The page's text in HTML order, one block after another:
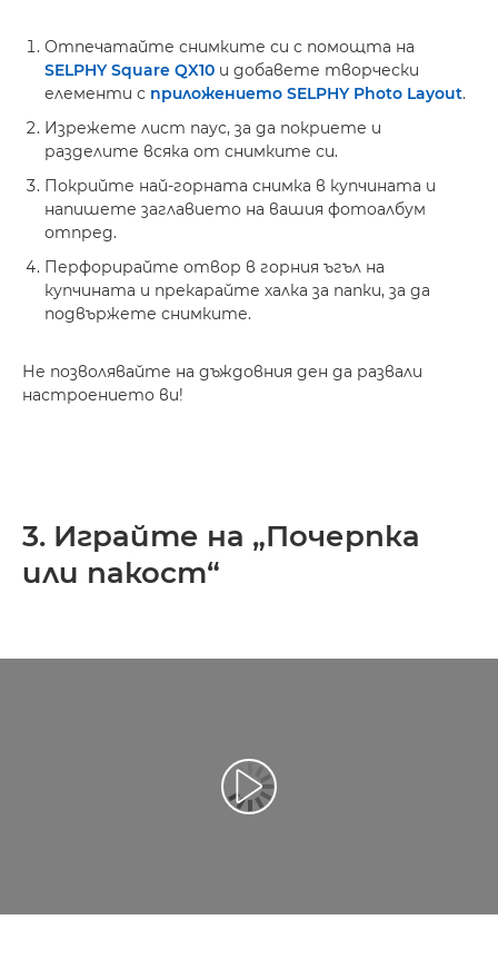
Отпечатайте снимките си с помощта на
SELPHY Square QX10 и добавете творчески
елементи с приложението SELPHY Photo Layout.
Изрежете лист паус, за да покриете и
разделите всяка от снимките си.
Покрийте най-горната снимка в купчината и
напишете заглавието на вашия фотоалбум
отпред.
Перфорирайте отвор в горния ъгъл на
купчината и прекарайте халка за папки, за да
подвържете снимките.
Не позволявайте на дъждовния ден да развали
настроението ви!
3. Играйте на „Почерпка
или пакост“
Възпроизведете видео